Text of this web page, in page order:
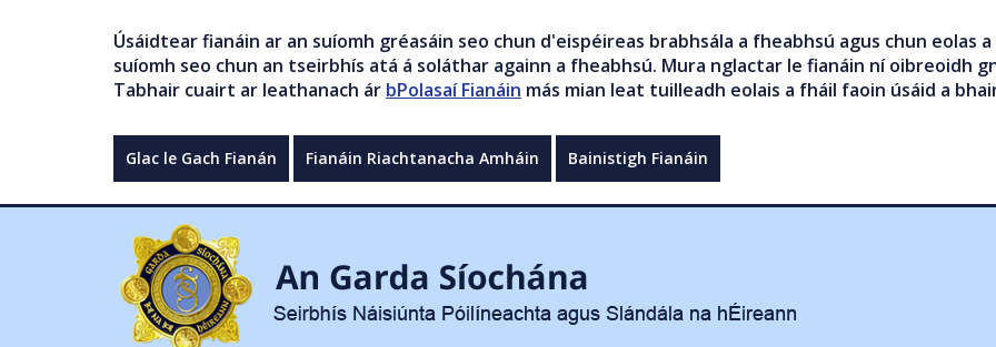
Úsáidtear fianáin ar an suíomh gréasáin seo chun d'eispéireas brabhsála a fheabhsú agus chun eolas
suíomh seo chun an tseirbhís atá á soláthar againn a fheabhsú. Mura nglactar le fianáin ní oibreoidh
Tabhair cuairt ar leathanach ár bPolasaí Fianáin más mian leat tuilleadh eolais a fháil faoin úsáid a
Glac le Gach Fianán Fianáin Riachtanacha Amháin Bainistigh Fianáin